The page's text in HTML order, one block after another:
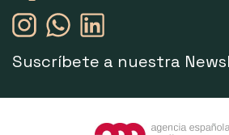
Suscríbete a nuestra